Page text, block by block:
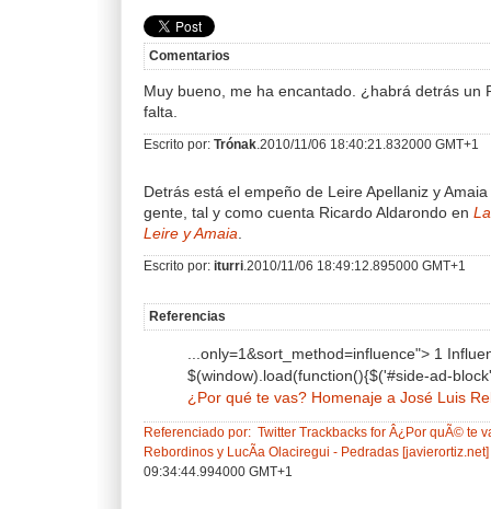
Comentarios
Muy bueno, me ha encantado. ¿habrá detrás un
falta.
Escrito por: Trónak .2010/11/06 18:40:21.832000 GMT+1
Detrás está el empeño de Leire Apellaniz y
gente, tal y como cuenta Ricardo Aldarondo en
Leire y Amaia.
Escrito por: iturri .2010/11/06 18:49:12.895000 GMT+1
Referencias
...only=1&sort_method=influence"> 1
$(window).load(function(){$('#side-ad-
¿Por qué te vas? Homenaje a José Luis
Referenciado por: Twitter Trackbacks for Â¿Por quÃ© te
Rebordinos y LucÃ­a Olaciregui - Pedradas
09:34:44.994000 GMT+1